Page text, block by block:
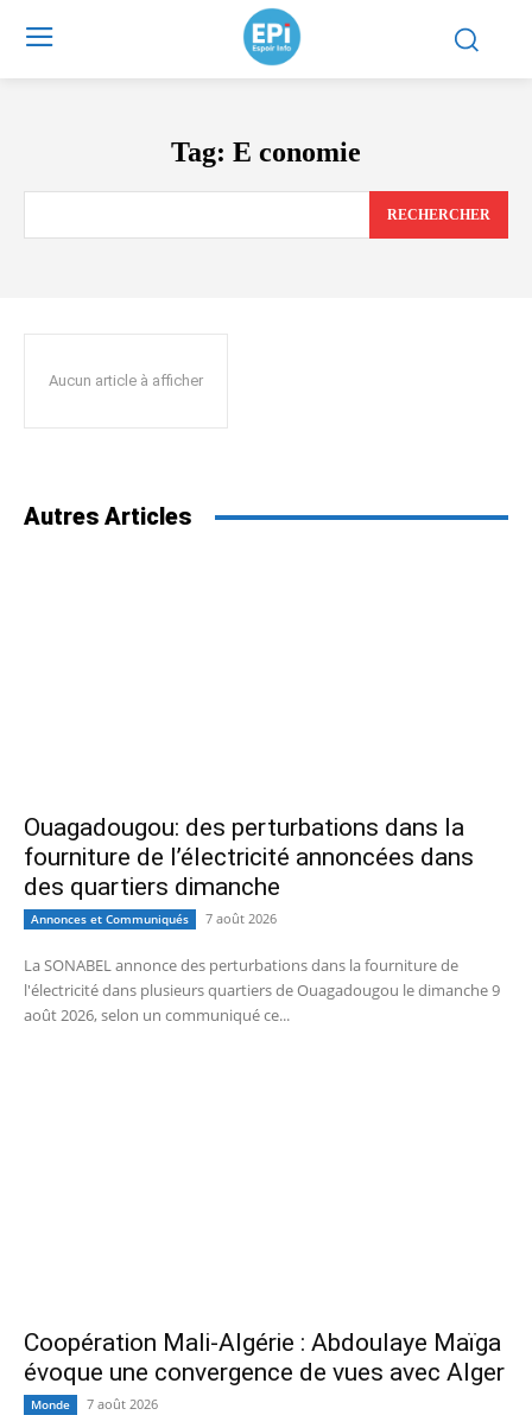
Tag: E conomie
RECHERCHER
Aucun article à afficher
Autres Articles
Ouagadougou: des perturbations dans la
fourniture de l’électricité annoncées dans
des quartiers dimanche
Annonces et Communiqués 7 août 2026
La SONABEL annonce des perturbations dans la fourniture de
l'électricité dans plusieurs quartiers de Ouagadougou le dimanche 9
août 2026, selon un communiqué ce...
Coopération Mali-Algérie : Abdoulaye Maïga
évoque une convergence de vues avec Alger
Monde 7 août 2026